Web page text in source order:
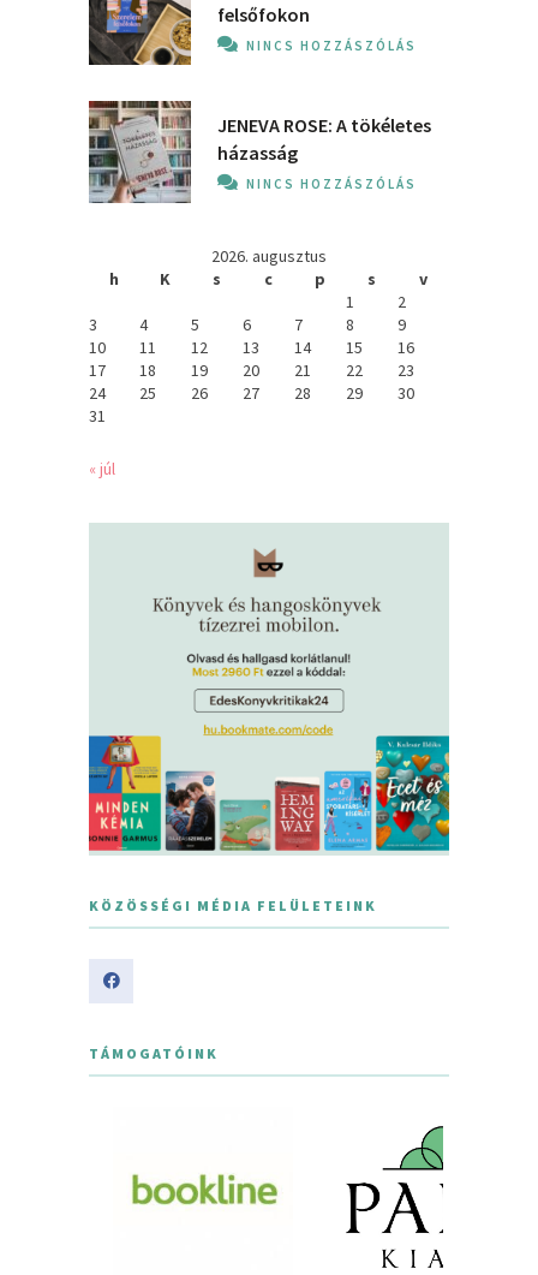
felsőfokon
NINCS HOZZÁSZÓLÁS
JENEVA ROSE: A ​tökéletes
házasság
NINCS HOZZÁSZÓLÁS
2026. augusztus
h
K s c p s
v
1
2
3
4 5 6 7 8
9
10
11 12 13 14 15
16
17
18 19 20 21 22
23
24
25 26 27 28 29
30
31
« júl
KÖZÖSSÉGI MÉDIA FELÜLETEINK
TÁMOGATÓINK